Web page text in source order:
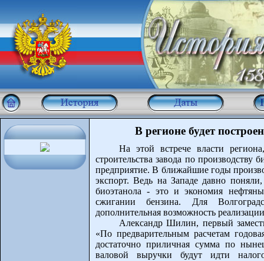
В регионе будет
На этой встрече власти
строительства завода по производству
предприятие. В ближайшие годы
экспорт. Ведь на Западе давно
биоэтанола - это и экономия
сжигании бензина. Для
дополнительная возможность
Александр Шилин, первый
«По предварительным расчетам
достаточно приличная сумма по
валовой выручки будут идти